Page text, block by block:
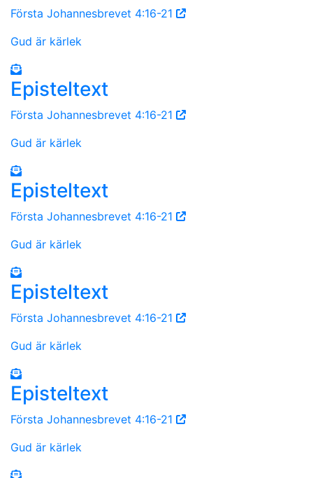
Första Johannesbrevet 4:16-21
Gud är kärlek
Episteltext
Första Johannesbrevet 4:16-21
Gud är kärlek
Episteltext
Första Johannesbrevet 4:16-21
Gud är kärlek
Episteltext
Första Johannesbrevet 4:16-21
Gud är kärlek
Episteltext
Första Johannesbrevet 4:16-21
Gud är kärlek